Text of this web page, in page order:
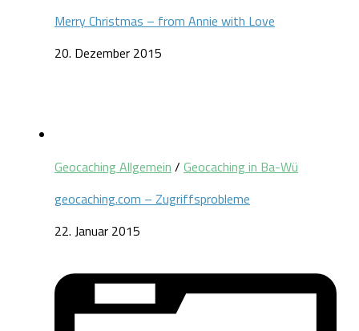
Merry Christmas – from Annie with Love
20. Dezember 2015
Geocaching Allgemein / Geocaching in Ba-Wü
geocaching.com – Zugriffsprobleme
22. Januar 2015